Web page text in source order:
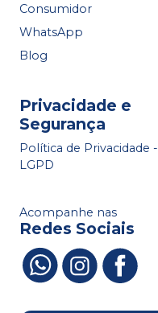
Consumidor
WhatsApp
Blog
Privacidade e
Segurança
Política de Privacidade -
LGPD
Acompanhe nas
Redes Sociais